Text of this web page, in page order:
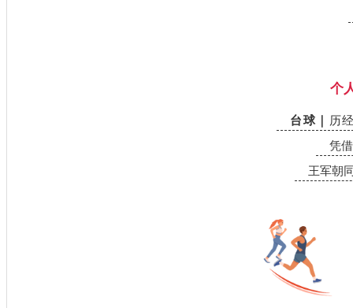
个
台球
历
凭
王军朝
赛后